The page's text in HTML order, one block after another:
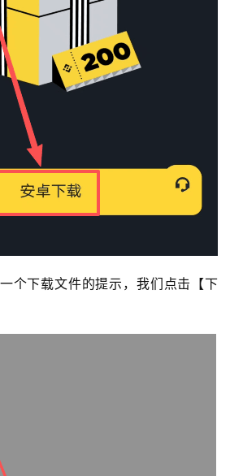
个下载文件的提示，我们点击【下